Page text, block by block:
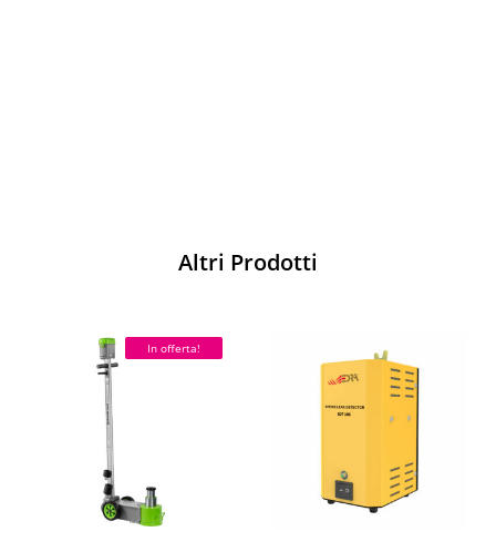
Altri Prodotti
In offerta!